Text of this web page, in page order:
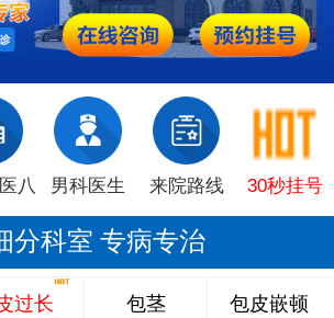
八 男科医生 来院路线 30秒挂号
分科室 专病专治
过长 包茎 包皮嵌顿